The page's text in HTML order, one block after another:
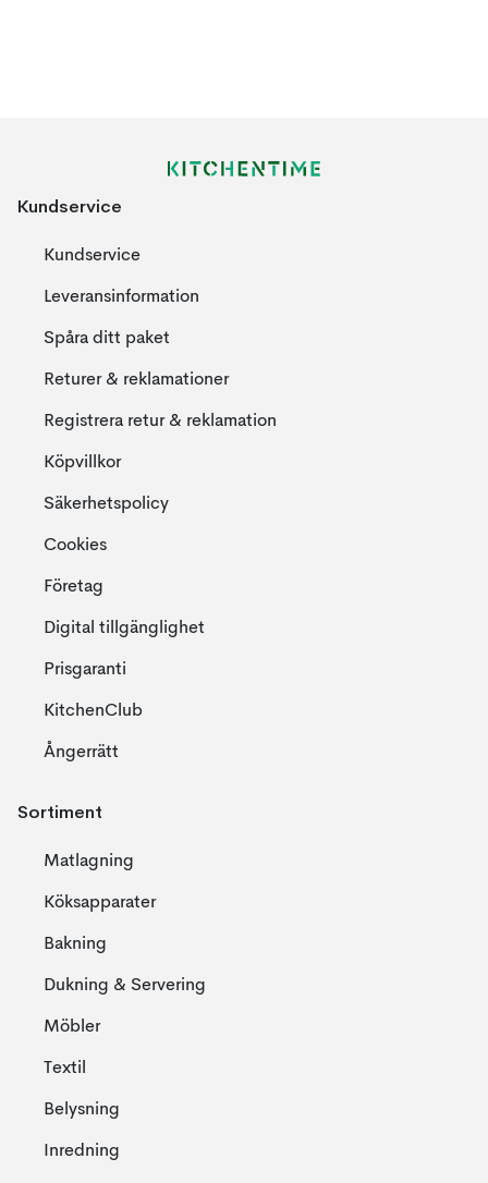
Kundservice
Kundservice
Leveransinformation
Spåra ditt paket
Returer & reklamationer
Registrera retur & reklamation
Köpvillkor
Säkerhetspolicy
Cookies
Företag
Digital tillgänglighet
Prisgaranti
KitchenClub
Ångerrätt
Sortiment
Matlagning
Köksapparater
Bakning
Dukning & Servering
Möbler
Textil
Belysning
Inredning